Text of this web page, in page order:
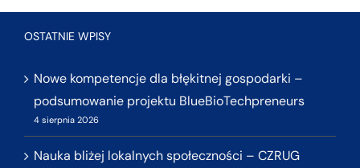
OSTATNIE WPISY
Nowe kompetencje dla błękitnej gospodarki –
podsumowanie projektu BlueBioTechpreneurs
4 sierpnia 2026
Nauka bliżej lokalnych społeczności – CZRUG